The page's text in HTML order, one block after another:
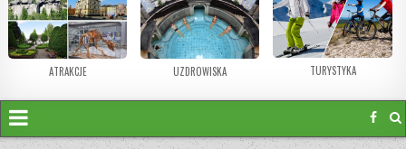
ATRAKCJE UZDROWISKA TURYSTYKA